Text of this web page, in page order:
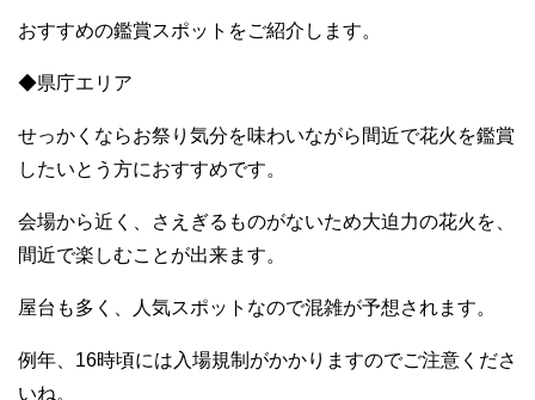
おすすめの鑑賞スポットをご紹介します。
◆県庁エリア
せっかくならお祭り気分を味わいながら間近で花火を鑑賞
したいとう方におすすめです。
会場から近く、さえぎるものがないため大迫力の花火を、
間近で楽しむことが出来ます。
屋台も多く、人気スポットなので混雑が予想されます。
例年、16時頃には入場規制がかかりますのでご注意くださ
いね。